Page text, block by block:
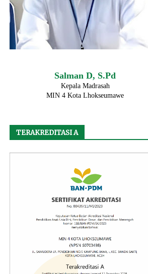
Salman D, S.Pd
Kepala Madrasah
MIN 4 Kota Lhokseumawe
TERAKREDITASI A